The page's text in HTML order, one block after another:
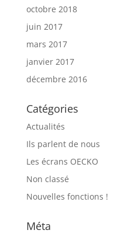
octobre 2018
juin 2017
mars 2017
janvier 2017
décembre 2016
Catégories
Actualités
Ils parlent de nous
Les écrans OECKO
Non classé
Nouvelles fonctions !
Méta